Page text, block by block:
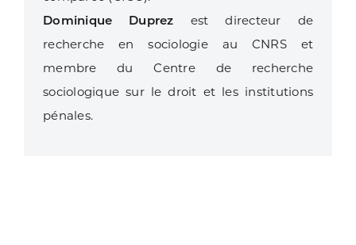
Dominique Duprez est directeur de
recherche en sociologie au CNRS et
membre du Centre de recherche
sociologique sur le droit et les institutions
pénales.